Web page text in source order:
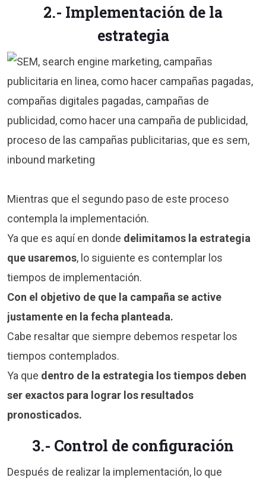
2.- Implementación de la
estrategia
Mientras que el segundo paso de este proceso
contempla la implementación.
Ya que es aquí en donde delimitamos la estrategia
que usaremos, lo siguiente es contemplar los
tiempos de implementación.
Con el objetivo de que la campaña se active
justamente en la fecha planteada.
Cabe resaltar que siempre debemos respetar los
tiempos contemplados.
Ya que dentro de la estrategia los tiempos deben
ser exactos para lograr los resultados
pronosticados.
3.- Control de configuración
Después de realizar la implementación, lo que